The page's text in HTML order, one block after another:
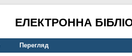
ЕЛЕКТРОННА
Перегляд